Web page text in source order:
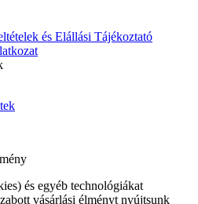
és Elállási Tájékoztató
és egyéb technológiákat
vásárlási élményt nyújtsunk